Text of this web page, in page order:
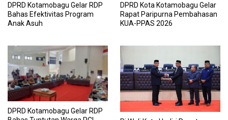
DPRD Kotamobagu Gelar RDP
Bahas Efektivitas Program
Anak Asuh
DPRD Kota Kotamobagu Gelar
Rapat Paripurna Pembahasan
KUA-PPAS 2026
DPRD Kotamobagu Gelar RDP